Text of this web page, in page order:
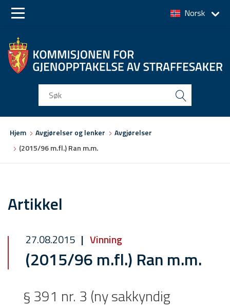
to
to
Norsk
Hjem Avgjørelser og lenker
Avgjørelser
(2015/96 m.fl.) Ran m.m.
Artikkel
27.08.2015 Vinning
(2015/96 m.fl.) Ran m.m.
§ 391 nr. 3 (ny sakkyndig